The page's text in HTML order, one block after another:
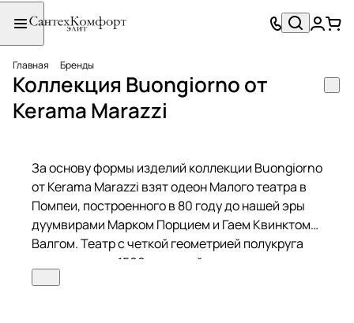
Главная Бренды
Коллекция Buongiorno от
Kerama Marazzi
За основу формы изделий коллекции Buongiorno
от Kerama Marazzi взят одеон Малого театра в
Помпеи, построенного в 80 году до нашей эры
дуумвирами Марком Порцием и Гаем Квинктом
Валгом. Театр с четкой геометрией полукруга
вмещал около 1500 зрителей.